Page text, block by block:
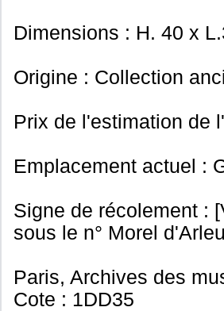
Dimensions : H. 40 x
Origine : Collection
Prix de l'estimation de
Emplacement actuel :
Signe de récolement :
sous le n° Morel
Paris, Archives des
Cote : 1DD35